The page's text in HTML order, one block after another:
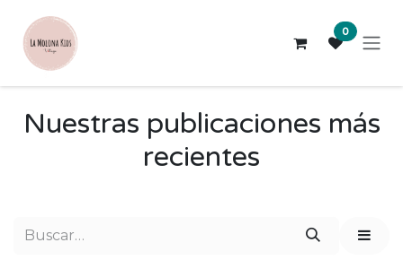
0
Nuestras publicaciones más
recientes